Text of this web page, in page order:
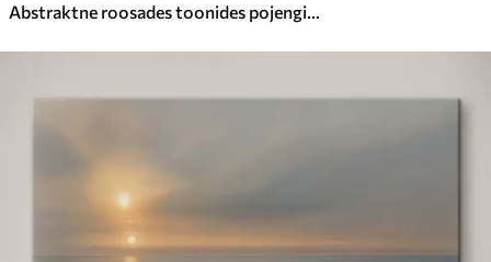
Abstraktne roosades toonides pojengide kimp